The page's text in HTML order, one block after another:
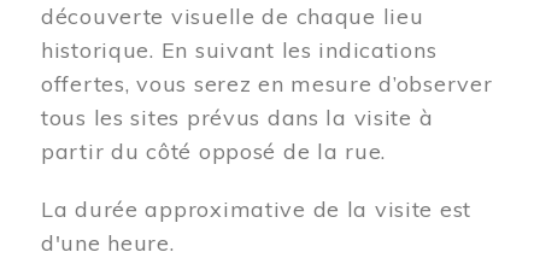
découverte visuelle de chaque lieu
historique. En suivant les indications
offertes, vous serez en mesure d’observer
tous les sites prévus dans la visite à
partir du côté opposé de la rue.
La durée approximative de la visite est
d'une heure.